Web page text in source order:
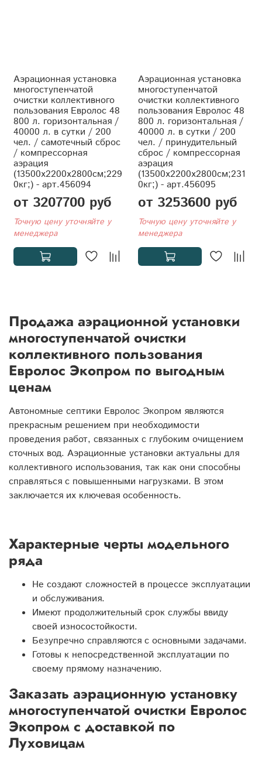
Аэрационная установка
многоступенчатой
очистки коллективного
пользования Евролос 48
800 л. горизонтальная /
40000 л. в сутки / 200
чел. / самотечный сброс
/ компрессорная
аэрация
(13500x2200x2800см;229
0кг;) - арт.456094
от 3207700 руб
Точную цену уточняйте у
менеджера
Аэрационная установка
многоступенчатой
очистки коллективного
пользования Евролос 48
800 л. горизонтальная /
40000 л. в сутки / 200
чел. / принудительный
сброс / компрессорная
аэрация
(13500x2200x2800см;231
0кг;) - арт.456095
от 3253600 руб
Точную цену уточняйте у
менеджера
Продажа аэрационной установки
многоступенчатой очистки
коллективного пользования
Евролос Экопром по выгодным
ценам
Автономные септики Евролос Экопром являются
прекрасным решением при необходимости
проведения работ, связанных с глубоким очищением
сточных вод. Аэрационные установки актуальны для
коллективного использования, так как они способны
справляться с повышенными нагрузками. В этом
заключается их ключевая особенность.
Характерные черты модельного
ряда
Не создают сложностей в процессе эксплуатации
и обслуживания.
Имеют продолжительный срок службы ввиду
своей износостойкости.
Безупречно справляются с основными задачами.
Готовы к непосредственной эксплуатации по
своему прямому назначению.
Заказать аэрационную установку
многоступенчатой очистки Евролос
Экопром с доставкой по
Луховицам